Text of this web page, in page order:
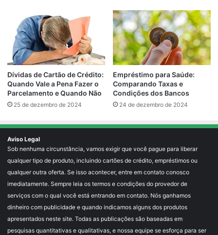
Dívidas de Cartão de Crédito:
Quando Vale a Pena Fazer o
Parcelamento e Quando Não
25 de dezembro de 2024
Empréstimo para Saúde:
Comparando Taxas e
Condições dos Bancos
24 de dezembro de 2024
Aviso Legal
Sob nenhuma circunstância, vamos exigir que você pague para liberar
qualquer tipo de produto, incluindo cartões de crédito, empréstimos ou
qualquer outra oferta. Se isso acontecer, entre em contato conosco
imediatamente. Sempre leia os termos e condições do provedor de
serviços com o qual você está entrando em contato. Nós ganhamos
dinheiro com publicidade e quando indicamos alguns dos produtos
apresentados neste site. Todas as publicações são baseadas em
pesquisas quantitativas e qualitativas, e nossa equipe se esforça para ser